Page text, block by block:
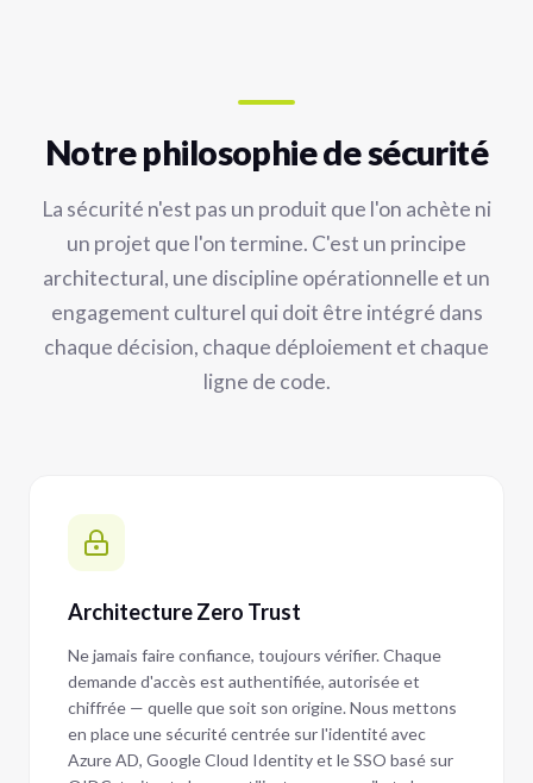
Notre philosophie de sécurité
La sécurité n'est pas un produit que l'on achète ni
un projet que l'on termine. C'est un principe
architectural, une discipline opérationnelle et un
engagement culturel qui doit être intégré dans
chaque décision, chaque déploiement et chaque
ligne de code.
Architecture Zero Trust
Ne jamais faire confiance, toujours vérifier. Chaque
demande d'accès est authentifiée, autorisée et
chiffrée — quelle que soit son origine. Nous mettons
en place une sécurité centrée sur l'identité avec
Azure AD, Google Cloud Identity et le SSO basé sur